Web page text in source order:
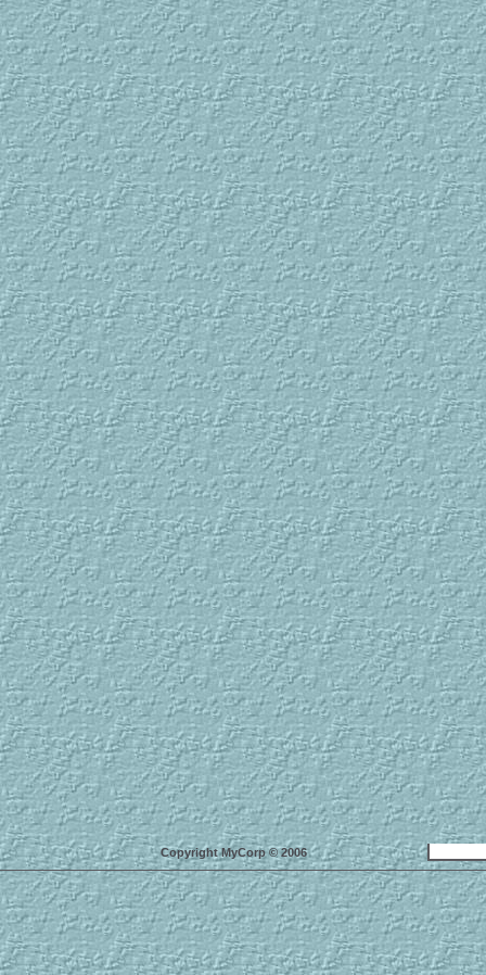
Copyright MyCorp © 2006